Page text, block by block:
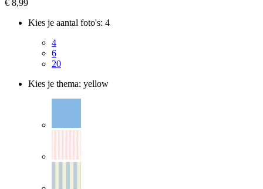
€ 8,99
Kies je aantal foto's: 4
4
6
20
Kies je thema: yellow